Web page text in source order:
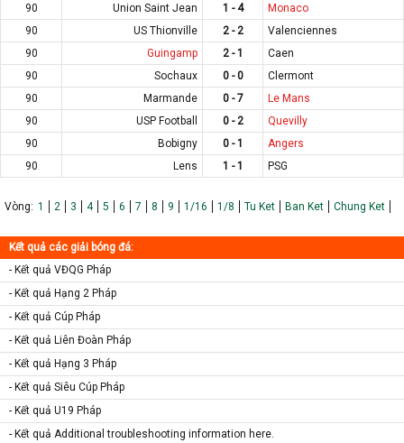
90
Union Saint Jean 1 - 4
Monaco
90
US Thionville 2 - 2
Valenciennes
90
Guingamp 2 - 1
Caen
90
Sochaux 0 - 0
Clermont
90
Marmande 0 - 7
Le Mans
90
USP Football 0 - 2
Quevilly
90
Bobigny 0 - 1
Angers
90
Lens 1 - 1 PSG
Vòng: 1 2 3 4 5 6 7 8 9 1/16 1/8 Tu Ket Ban Ket Chung Ket
Kết quả các giải bóng đá:
- Kết quả VĐQG Pháp
- Kết quả Hạng 2 Pháp
- Kết quả Cúp Pháp
- Kết quả Liên Đoàn Pháp
- Kết quả Hạng 3 Pháp
- Kết quả Siêu Cúp Pháp
- Kết quả U19 Pháp
- Kết quả Additional troubleshooting information here.